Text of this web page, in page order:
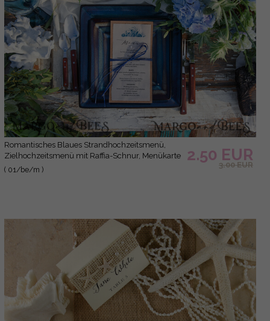
Romantisches Blaues Strandhochzeitsmenü,
Zielhochzeitsmenü mit Raffia-Schnur, Menükarte
mit gezacktem Rand, Meereshochzeitsmenü,
( 01/be/m )
2.50 EUR
3.00 EUR